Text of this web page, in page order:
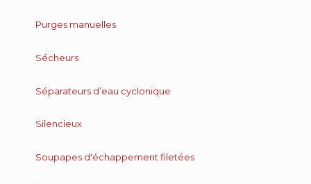
Purges manuelles
Sécheurs
Séparateurs d’eau cyclonique
Silencieux
Soupapes d'échappement filetées